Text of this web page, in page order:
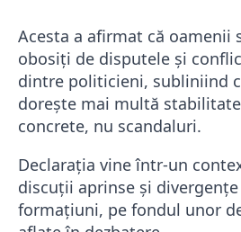
Acesta a afirmat că oamenii
obosiți de disputele și
dintre politicieni, subliniind
dorește mai multă
concrete, nu scandaluri.
Declarația vine într-un
discuții aprinse și
formațiuni, pe fondul unor